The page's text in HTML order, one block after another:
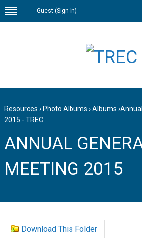
Guest (Sign In)
Resources › Photo Albums ›Albums ›
2015 - TREC
ANNUAL
MEETING 2015
Download This Folder